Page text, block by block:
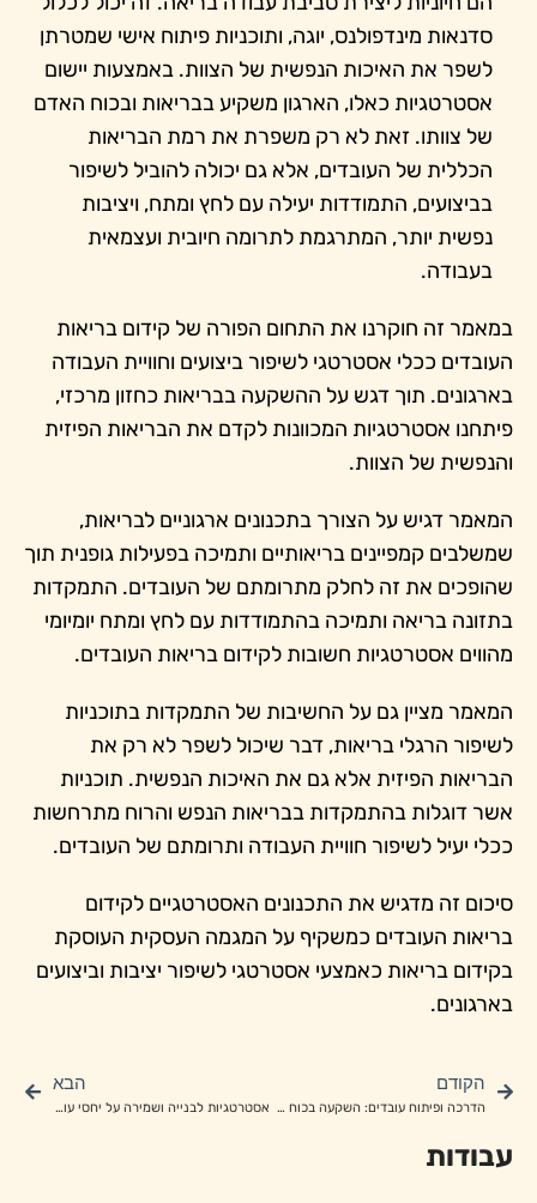
סדנאות מינדפולנס, יוגה, ותוכניות פיתוח אישי שמטרתן
לשפר את האיכות הנפשית של הצוות. באמצעות יישום
אסטרטגיות כאלו, הארגון משקיע בבריאות ובכוח האדם
של צוותו. זאת לא רק משפרת את רמת הבריאות
הכללית של העובדים, אלא גם יכולה להוביל לשיפור
בביצועים, התמודדות יעילה עם לחץ ומתח, ויציבות
נפשית יותר, המתרגמת לתרומה חיובית ועצמאית
בעבודה.
במאמר זה חוקרנו את התחום הפורה של קידום בריאות
העובדים ככלי אסטרטגי לשיפור ביצועים וחוויית העבודה
בארגונים. תוך דגש על ההשקעה בבריאות כחזון מרכזי,
פיתחנו אסטרטגיות המכוונות לקדם את הבריאות הפיזית
והנפשית של הצוות.
המאמר דגיש על הצורך בתכנונים ארגוניים לבריאות,
שמשלבים קמפיינים בריאותיים ותמיכה בפעילות גופנית תוך
שהופכים את זה לחלק מתרומתם של העובדים. התמקדות
בתזונה בריאה ותמיכה בהתמודדות עם לחץ ומתח יומיומי
מהווים אסטרטגיות חשובות לקידום בריאות העובדים.
המאמר מציין גם על החשיבות של התמקדות בתוכניות
לשיפור הרגלי בריאות, דבר שיכול לשפר לא רק את
הבריאות הפיזית אלא גם את האיכות הנפשית. תוכניות
אשר דוגלות בהתמקדות בבריאות הנפש והרוח מתרחשות
ככלי יעיל לשיפור חוויית העבודה ותרומתם של העובדים.
סיכום זה מדגיש את התכנונים האסטרטגיים לקידום
בריאות העובדים כמשקיף על המגמה העסקית העוסקת
בקידום בריאות כאמצעי אסטרטגי לשיפור יציבות וביצועים
בארגונים.
הקודם
הדרכה ופיתוח עובדים: השקעה בכוח העבודה שלך
הבא
אסטרטגיות לבנייה ושמירה על יחסי עובדים חיוביים
עבודות